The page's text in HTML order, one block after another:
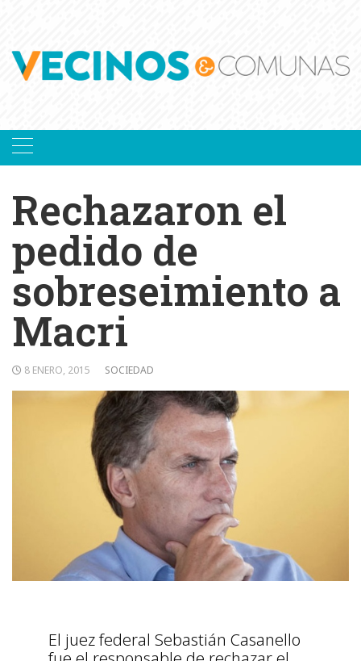
Rechazaron el
pedido de
sobreseimiento a
Macri
8 ENERO, 2015 SOCIEDAD
El juez federal Sebastián Casanello